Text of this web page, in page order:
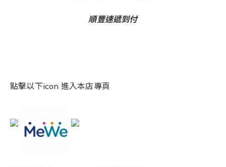
順豐速遞到付
點擊以下icon 進入本店專頁